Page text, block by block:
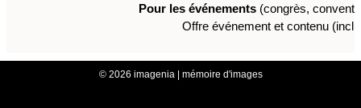
Pour les événements(congrès,
Offre événement et contenu
© 2026 imagenia | mémoire d'images